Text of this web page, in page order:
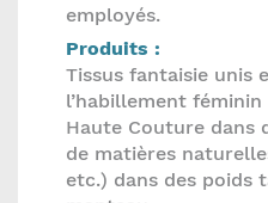
employés.
Produits :
Tissus fantaisie unis
l’habillement
Haute Couture dans
de matières
etc.) dans des poids